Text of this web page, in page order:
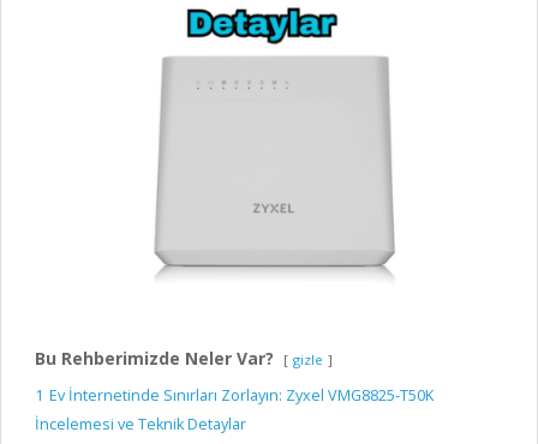
Bu Rehberimizde Neler Var? gizle
1 Ev İnternetinde Sınırları Zorlayın: Zyxel VMG8825-T50K
İncelemesi ve Teknik Detaylar